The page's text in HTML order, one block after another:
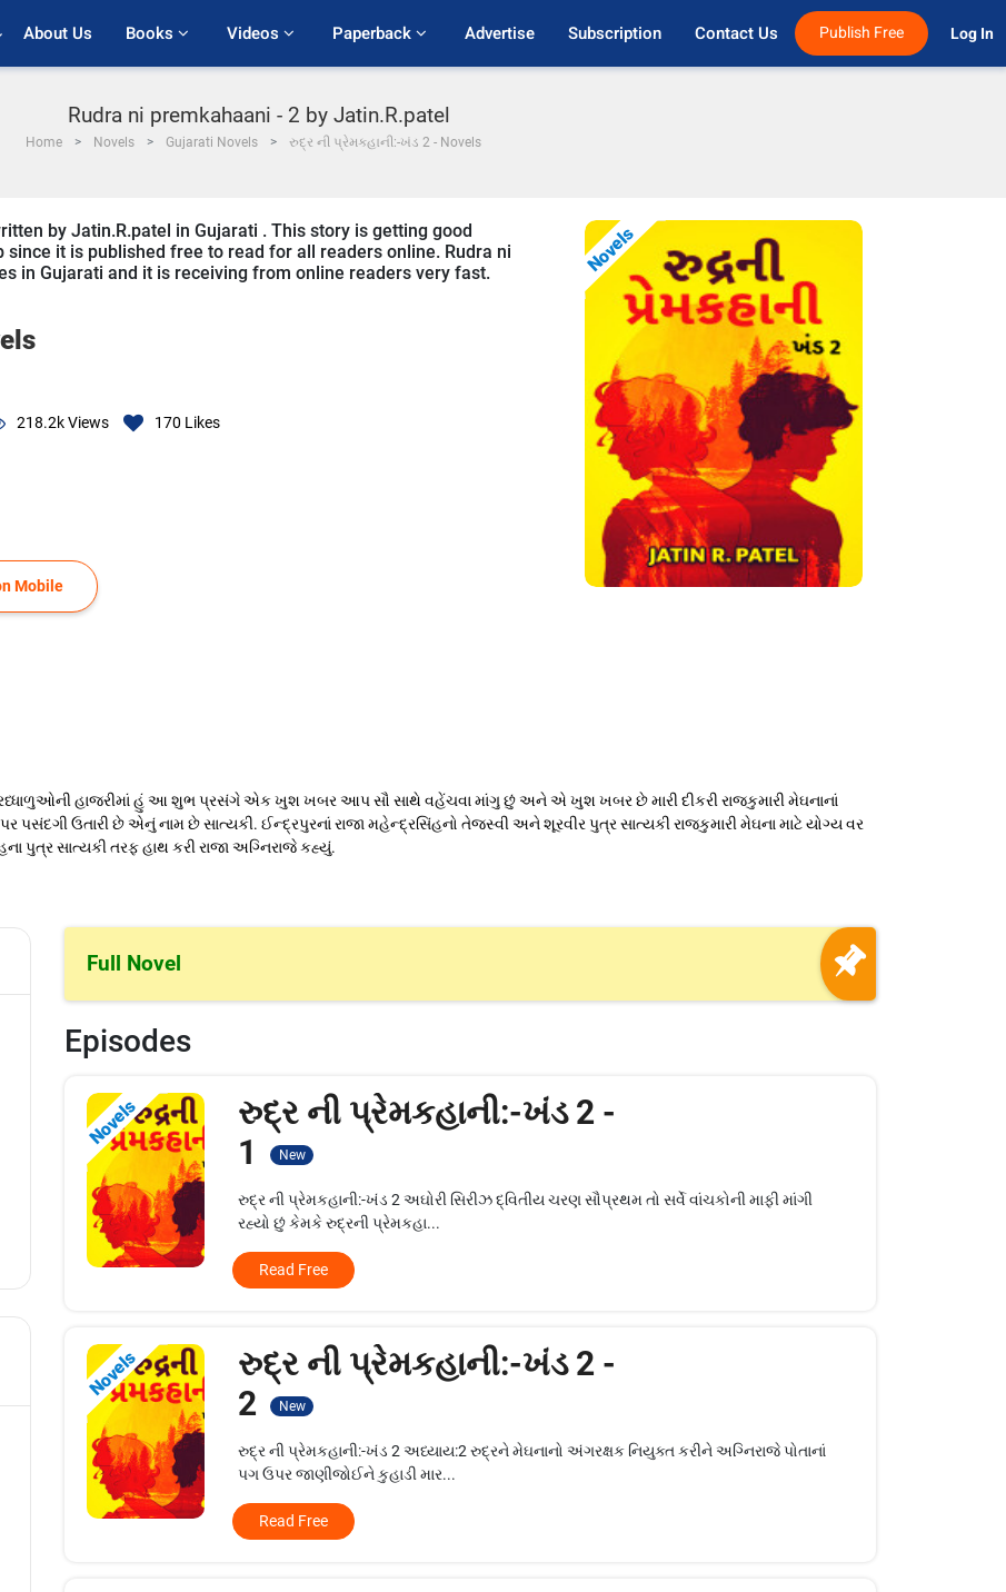
About Us Books Videos Paperback Advertise Subscription Contact Us Publish Free Log In
Rudra ni premkahaani - 2 by Jatin.R.patel
Home Novels Gujarati Novels રુદ્ર ની પ્રેમકહાની:-ખંડ 2 - Novels
by Jatin.R.patel in Gujarati . This story is getting good
it is published free to read for all readers online. Rudra ni
in Gujarati and it is receiving from online readers very fast.
218.2kViews 170 Likes
Mobile
Novels
હાજરીમાં હું આ શુભ પ્રસંગે એક ખુશ ખબર આપ સૌ સાથે વહેંચવા માંગુ છું અને એ ખુશ ખબર છે મારી દીકરી રાજકુમારી મેઘનાનાં
પસંદગી ઉતારી છે એનું નામ છે સાત્યકી. ઈન્દ્રપુરનાં રાજા મહેન્દ્રસિંહનો તેજસ્વી અને શૂરવીર પુત્ર સાત્યકી રાજકુમારી મેઘના માટે યોગ્ય વર
પુત્ર સાત્યકી તરફ હાથ કરી રાજા અગ્નિરાજે કહ્યું.
Full Novel
Episodes
Novels
રુદ્ર ની પ્રેમકહાની:-ખંડ 2 -
1
New
રુદ્ર ની પ્રેમકહાની:-ખંડ 2 અઘોરી સિરીઝ દ્વિતીય ચરણ સૌપ્રથમ તો સર્વે વાંચકોની માફી માંગી
રહ્યો છું કેમકે રુદ્રની પ્રેમકહા...
Read Free
Novels
રુદ્ર ની પ્રેમકહાની:-ખંડ 2 -
2
New
રુદ્ર ની પ્રેમકહાની:-ખંડ 2 અધ્યાય:2 રુદ્રને મેઘનાનો અંગરક્ષક નિયુક્ત કરીને અગ્નિરાજે પોતાનાં
પગ ઉપર જાણીજોઈને કુહાડી માર...
Read Free